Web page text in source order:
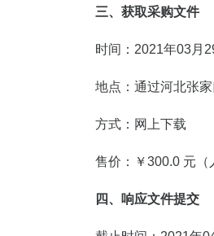
三、获取采购文件
时间：2021年03月
地点：通过河北张
方式：网上下载
售价：￥300.0 元（
四、响应文件提交